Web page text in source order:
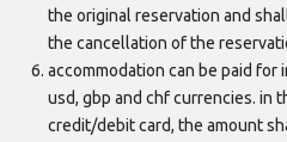
the original reservation and
the cancellation of the
accommodation can be paid for
usd, gbp and chf currencies. in
credit/debit card, the amount